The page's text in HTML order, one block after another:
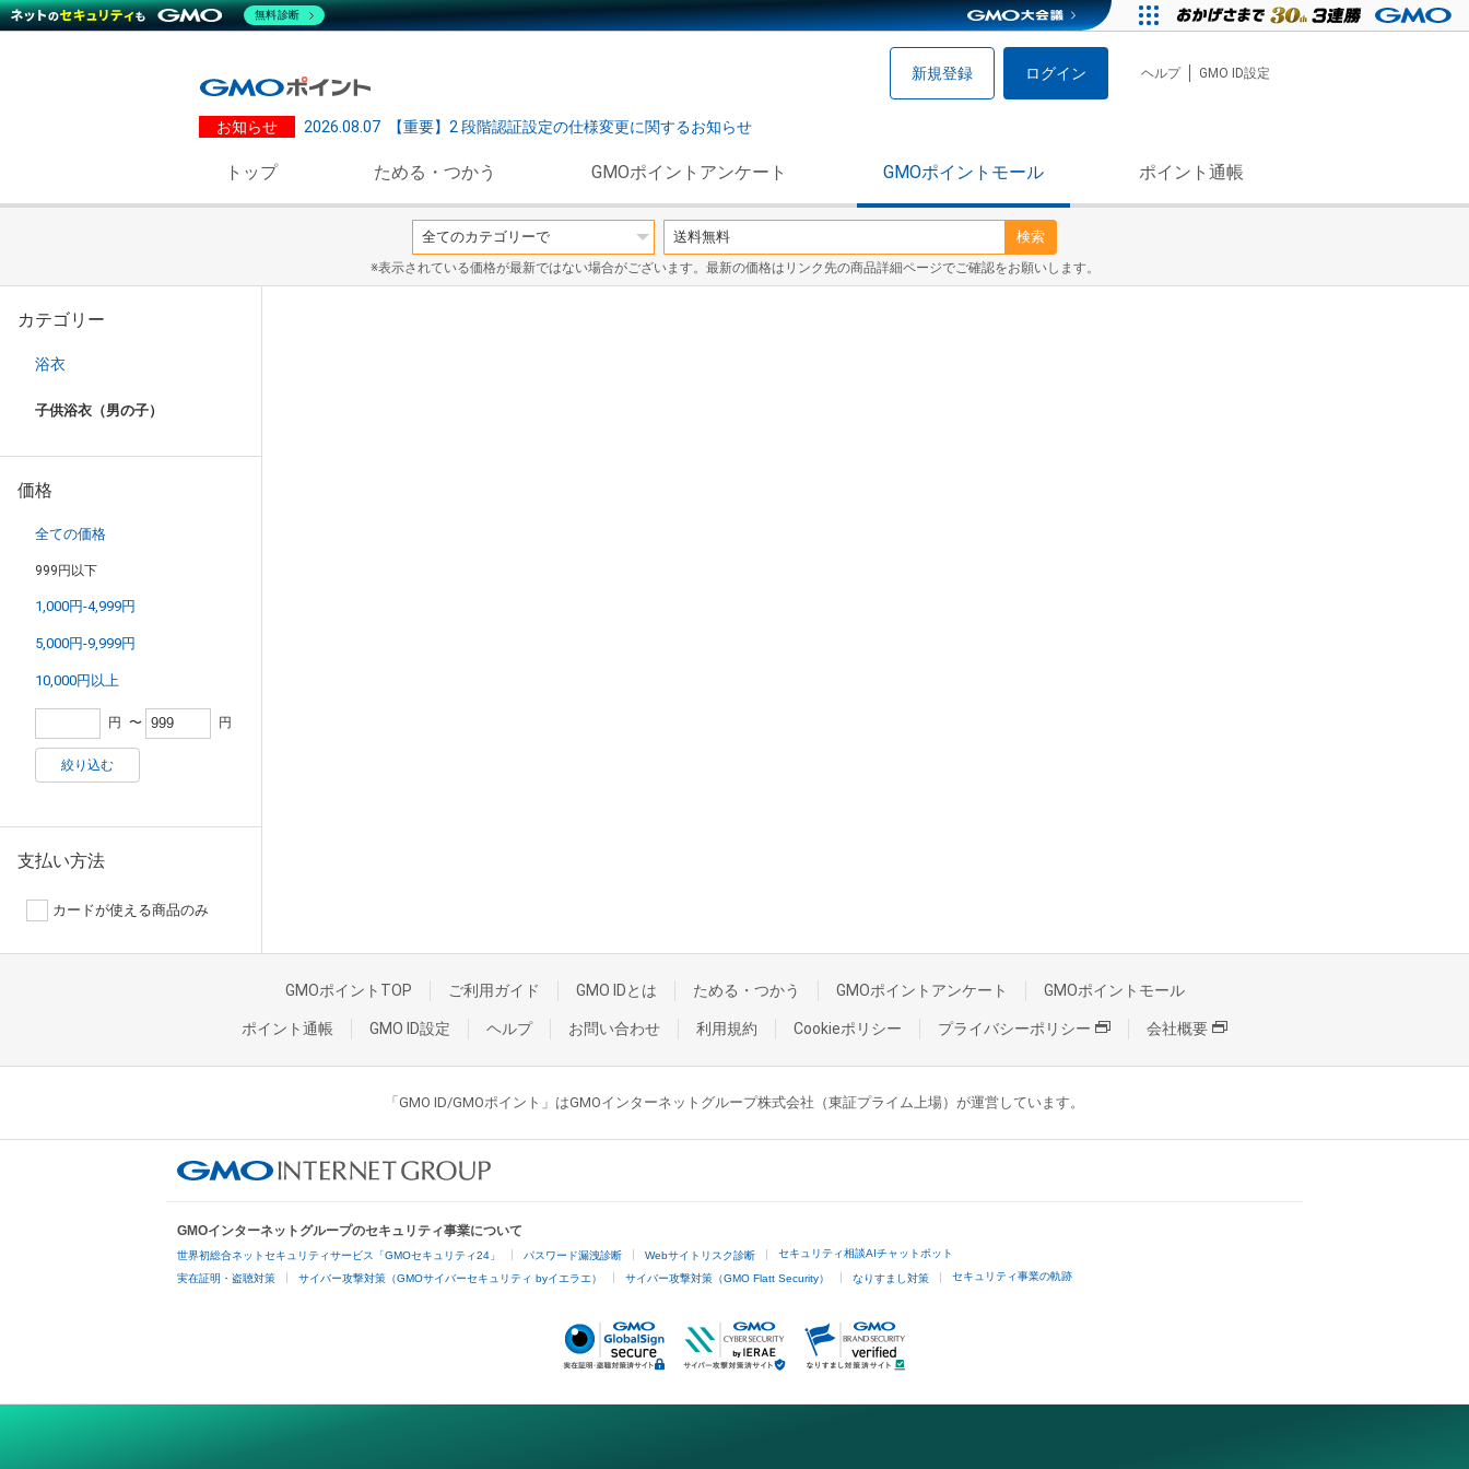
新規登録 ログイン ヘルプ GMO ID設定
お知らせ 2026.08.07 【重要】2 段階認証設定の仕様変更に関するお知らせ
トップ ためる・つかう GMOポイントアンケート GMOポイントモール ポイント通帳
検索
※表示されている価格が最新ではない場合がございます。最新の価格はリンク先の商品詳細ページでご確認をお願いします。
カテゴリー
浴衣
子供浴衣（男の子）
価格
全ての価格
999円以下
1,000円-4,999円
5,000円-9,999円
10,000円以上
円 〜 円
絞り込む
支払い方法
カードが使える商品のみ
GMOポイントTOP ご利用ガイド GMO IDとは ためる・つかう GMOポイントアンケート GMOポイントモール
ポイント通帳 GMO ID設定 ヘルプ お問い合わせ 利用規約 Cookieポリシー プライバシーポリシー 会社概要
「GMO ID/GMOポイント」はGMOインターネットグループ株式会社（東証プライム上場）が運営しています。
GMOインターネットグループのセキュリティ事業について
世界初総合ネットセキュリティサービス「GMOセキュリティ24」 パスワード漏洩診断 Webサイトリスク診断 セキュリティ相談AIチャットボット
実在証明・盗聴対策 サイバー攻撃対策（GMOサイバーセキュリティ byイエラエ） サイバー攻撃対策（GMO Flatt Security） なりすまし対策 セキュリティ事業の軌跡
無料診断